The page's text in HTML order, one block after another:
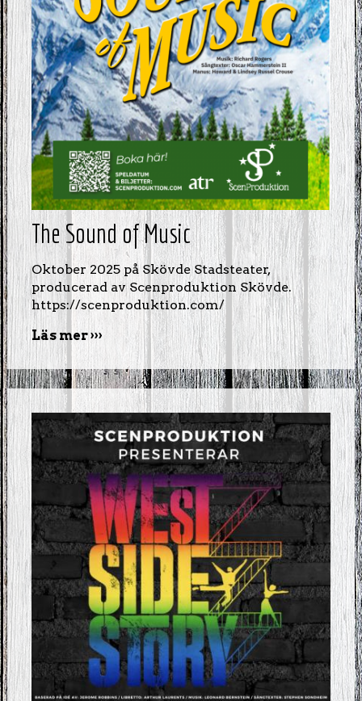
The Sound of Music
Oktober 2025 på Skövde Stadsteater,
producerad av Scenproduktion Skövde.
https://scenproduktion.com/
Läs mer